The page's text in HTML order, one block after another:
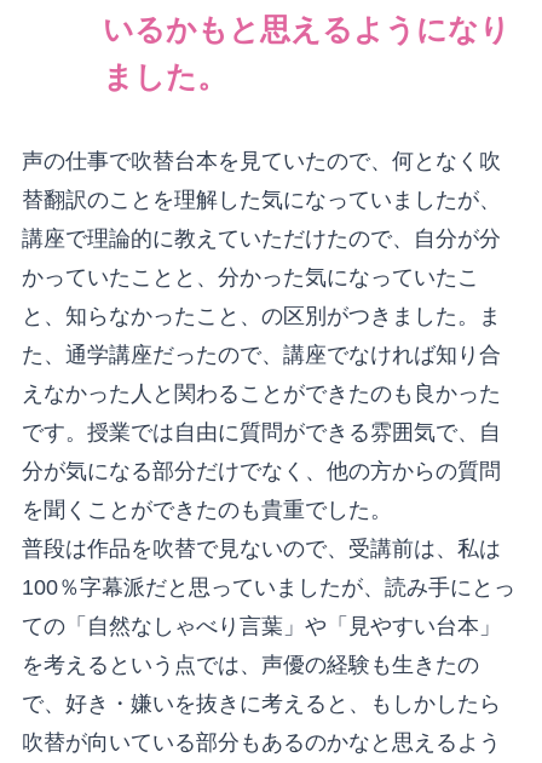
いるかもと思えるようになり
ました。
声の仕事で吹替台本を見ていたので、何となく吹
替翻訳のことを理解した気になっていましたが、
講座で理論的に教えていただけたので、自分が分
かっていたことと、分かった気になっていたこ
と、知らなかったこと、の区別がつきました。ま
た、通学講座だったので、講座でなければ知り合
えなかった人と関わることができたのも良かった
です。授業では自由に質問ができる雰囲気で、自
分が気になる部分だけでなく、他の方からの質問
を聞くことができたのも貴重でした。
普段は作品を吹替で見ないので、受講前は、私は
100％字幕派だと思っていましたが、読み手にとっ
ての「自然なしゃべり言葉」や「見やすい台本」
を考えるという点では、声優の経験も生きたの
で、好き・嫌いを抜きに考えると、もしかしたら
吹替が向いている部分もあるのかなと思えるよう